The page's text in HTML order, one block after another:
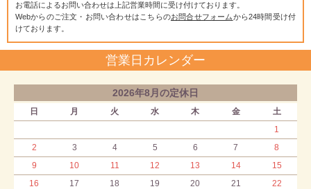
お電話によるお問い合わせは上記営業時間に受け付けております。
Webからのご注文・お問い合わせはこちらのお問合せフォームから24時間受け付
けております。
営業日カレンダー
2026年8月の定休日
日 月 火 水 木 金
土
1
2
3 4 5 6 7
8
9
10 11 12 13 14
15
16
17 18 19 20 21
22